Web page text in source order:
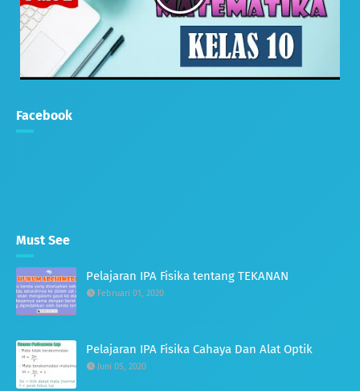
Facebook
Must See
Pelajaran IPA Fisika tentang TEKANAN
Februari 01, 2020
Pelajaran IPA Fisika Cahaya Dan Alat Optik
Juni 05, 2020